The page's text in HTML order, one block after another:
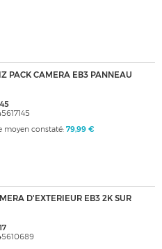
PACK CAMERA EB3 PANNEAU
moyen constaté: 79,99 €
D'EXTERIEUR EB3 2K SUR